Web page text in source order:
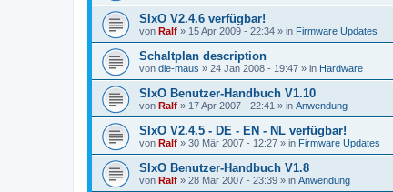
SIxO V2.4.6 verfügbar!
von Ralf » 15 Apr 2009 - 22:34 » in Firmware Updates
Schaltplan description
von die-maus » 24 Jan 2008 - 19:47 » in Hardware
SIxO Benutzer-Handbuch V1.10
von Ralf » 17 Apr 2007 - 22:41 » in Anwendung
SIxO V2.4.5 - DE - EN - NL verfügbar!
von Ralf » 30 Mär 2007 - 12:27 » in Firmware Updates
SIxO Benutzer-Handbuch V1.8
von Ralf » 28 Mär 2007 - 23:39 » in Anwendung